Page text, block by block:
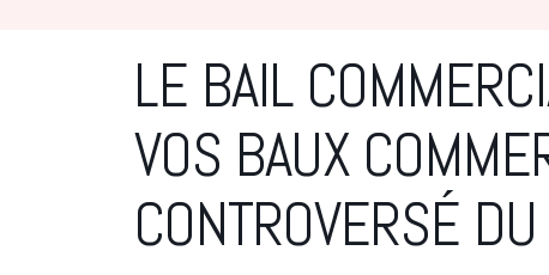
LE BAIL
VOS BAUX
CONTROVERSÉ